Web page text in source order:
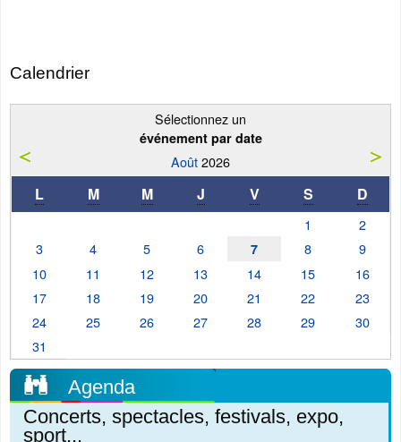
Calendrier
Sélectionnez un
événement par date
Août2026
L M M J V S D
1
2
3
4 5 6 7 8
9
10
11 12 13 14 15
16
17
18 19 20 21 22
23
24
25 26 27 28 29
30
31
Agenda
Concerts, spectacles, festivals, expo,
sport...